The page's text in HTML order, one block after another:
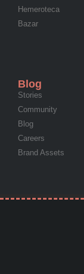
Hemeroteca
Bazar
Blog
Stories
Community
Blog
Careers
Brand Assets